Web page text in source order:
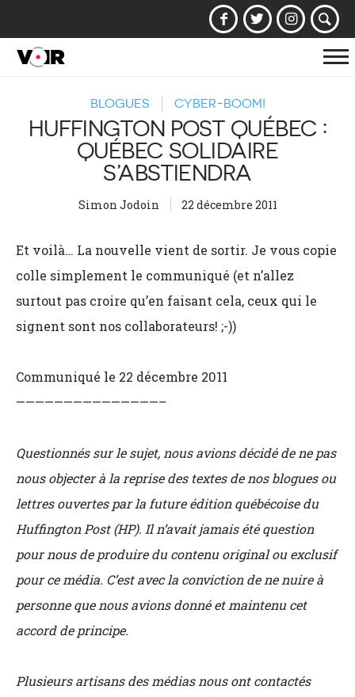
BLOGUES CYBER-BOOM!
HUFFINGTON POST QUÉBEC :
QUÉBEC SOLIDAIRE
S’ABSTIENDRA
Simon Jodoin 22 décembre 2011
Et voilà… La nouvelle vient de sortir. Je vous copie
colle simplement le communiqué (et n’allez
surtout pas croire qu’en faisant cela, ceux qui le
signent sont nos collaborateurs! ;-))
Communiqué le 22 décembre 2011
———————————————–
Questionnés sur le sujet, nous avions décidé de ne pas
nous objecter à la reprise des textes de nos blogues ou
lettres ouvertes par la future édition québécoise du
Huffington Post (HP). Il n’avait jamais été question
pour nous de produire du contenu original ou exclusif
pour ce média. C’est avec la conviction de ne nuire à
personne que nous avions donné et maintenu cet
accord de principe.
Plusieurs artisans des médias nous ont contactés